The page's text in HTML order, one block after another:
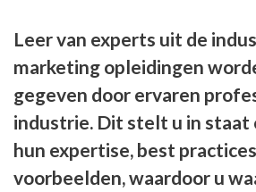
Leer van experts uit de
marketing opleidingen
gegeven door ervaren
industrie. Dit stelt u in staat
hun expertise, best
voorbeelden, waardoor u